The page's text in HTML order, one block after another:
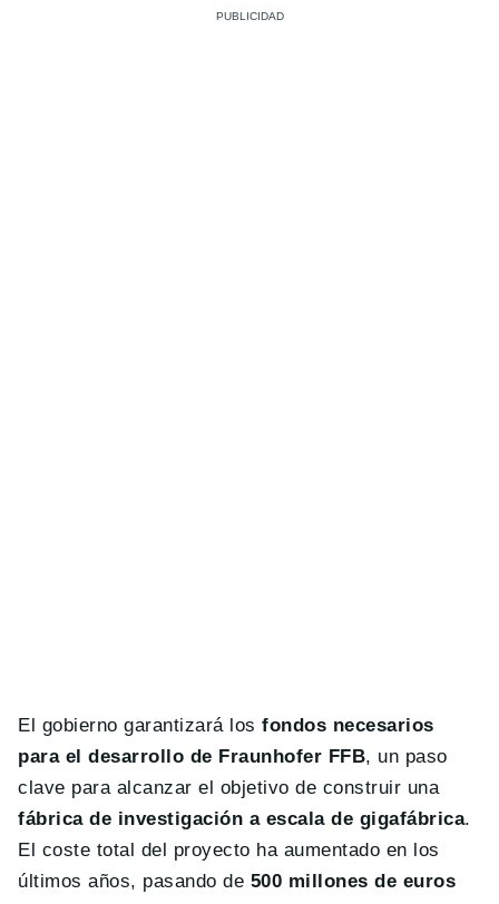
El gobierno garantizará losfondos necesarios
para el desarrollo de Fraunhofer FFB, un paso
clave para alcanzar el objetivo de construir una
fábrica de investigación a escala de gigafábrica.
El coste total del proyecto ha aumentado en los
últimos años, pasando de 500 millones de euros